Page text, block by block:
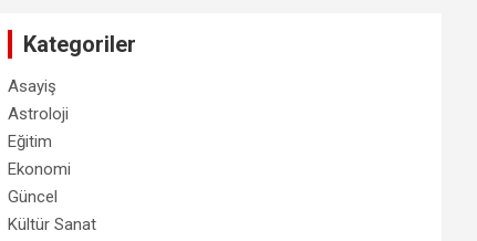
Kategoriler
Asayiş
Astroloji
Eğitim
Ekonomi
Güncel
Kültür Sanat